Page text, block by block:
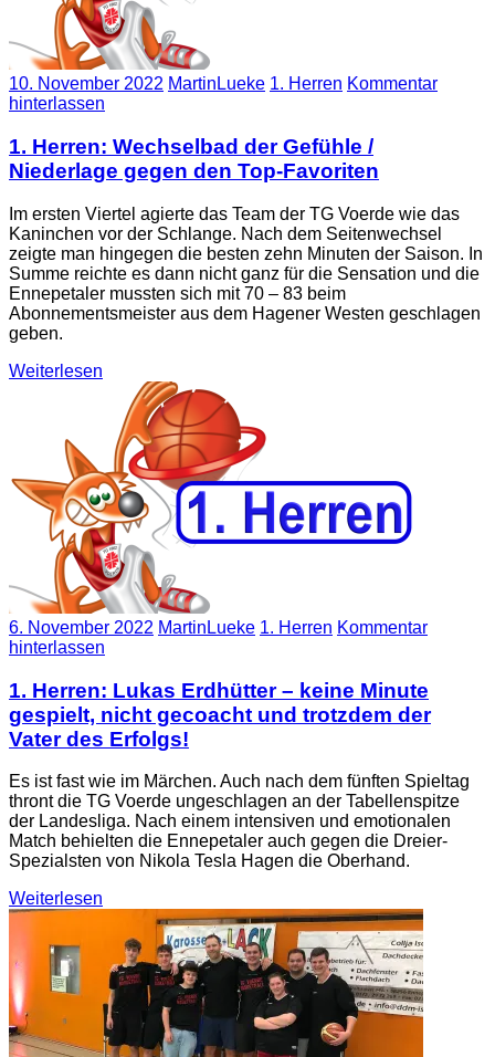
10. November 2022 MartinLueke 1. Herren Kommentar
hinterlassen
1. Herren: Wechselbad der Gefühle /
Niederlage gegen den Top-Favoriten
Im ersten Viertel agierte das Team der TG Voerde wie das
Kaninchen vor der Schlange. Nach dem Seitenwechsel
zeigte man hingegen die besten zehn Minuten der Saison. In
Summe reichte es dann nicht ganz für die Sensation und die
Ennepetaler mussten sich mit 70 – 83 beim
Abonnementsmeister aus dem Hagener Westen geschlagen
geben.
Weiterlesen
6. November 2022 MartinLueke 1. Herren Kommentar
hinterlassen
1. Herren: Lukas Erdhütter – keine Minute
gespielt, nicht gecoacht und trotzdem der
Vater des Erfolgs!
Es ist fast wie im Märchen. Auch nach dem fünften Spieltag
thront die TG Voerde ungeschlagen an der Tabellenspitze
der Landesliga. Nach einem intensiven und emotionalen
Match behielten die Ennepetaler auch gegen die Dreier-
Spezialsten von Nikola Tesla Hagen die Oberhand.
Weiterlesen